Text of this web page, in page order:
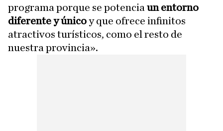
programa porque se potencia un entorno
diferente y únicoy que ofrece infinitos
atractivos turísticos, como el resto de
nuestra provincia».